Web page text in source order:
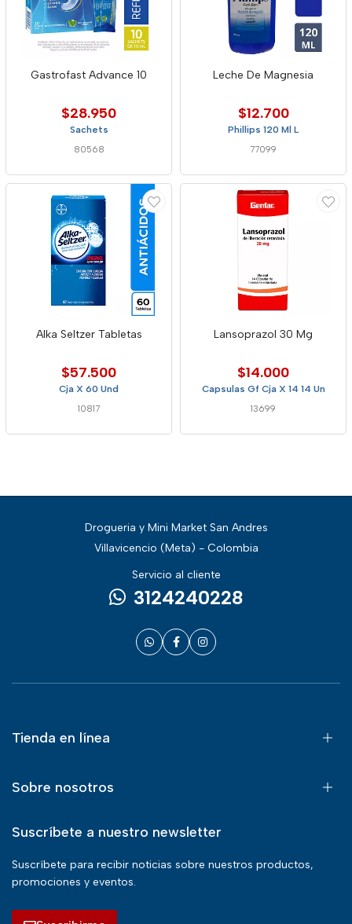
Gastrofast Advance 10
$28.950
Sachets
80568
Leche De Magnesia
$12.700
Phillips 120 Ml L
77099
Alka Seltzer Tabletas
$57.500
Cja X 60 Und
10817
Lansoprazol 30 Mg
$14.000
Capsulas Gf Cja X 14 14 Un
13699
Drogueria y Mini Market San Andres
Villavicencio (Meta) - Colombia
Servicio al cliente
3124240228
Tienda en línea
Sobre nosotros
Suscríbete a nuestro newsletter
Suscríbete para recibir noticias sobre nuestros productos,
promociones y eventos.